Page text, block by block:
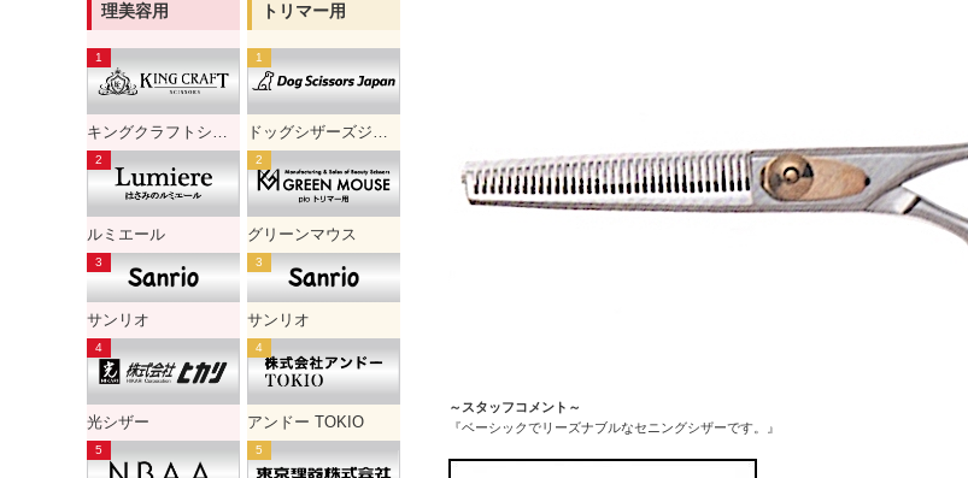
～スタッフコメント～
『ベーシックでリーズナブルなセニングシザーです。』
理美容用
キングクラフトシザー
ルミエール
サンリオ
光シザー
トリマー用
ドッグシザーズジャパン
グリーンマウス
サンリオ
アンドー TOKIO